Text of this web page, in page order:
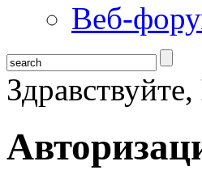
Веб-
Здравствуйте,